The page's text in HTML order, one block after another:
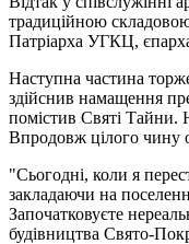
традиційною
Патріарха УГКЦ,
Наступна частина
здійснив намащення
помістив Святі Тайни.
Впродовж цілого чину
"Сьогодні, коли я
закладаючи на
Започатковуєте
будівництва Свято-